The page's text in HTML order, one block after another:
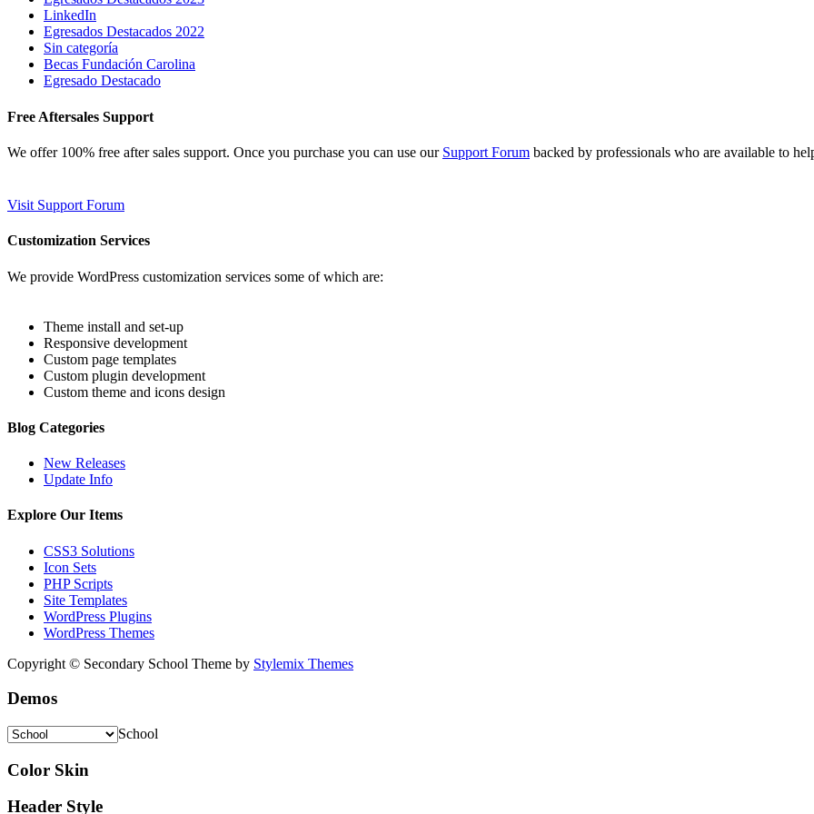
LinkedIn
Egresados Destacados 2022
Sin categoría
Becas Fundación Carolina
Egresado Destacado
Free Aftersales Support
We offer 100% free after sales support. Once you purchase you can use our Support Forum backed by professionals who are available to
Visit Support Forum
Customization Services
We provide WordPress customization services some of which are:
Theme install and set-up
Responsive development
Custom page templates
Custom plugin development
Custom theme and icons design
Blog Categories
New Releases
Update Info
Explore Our Items
CSS3 Solutions
Icon Sets
PHP Scripts
Site Templates
WordPress Plugins
WordPress Themes
Copyright © Secondary School Theme by Stylemix Themes
Demos
School
Color Skin
Header Style